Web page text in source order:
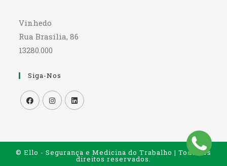
Vinhedo
Rua Brasília, 86
13280.000
Siga-Nos
© Ello - Segurança e Medicina do Trabalho | Todos os
direitos reservados.